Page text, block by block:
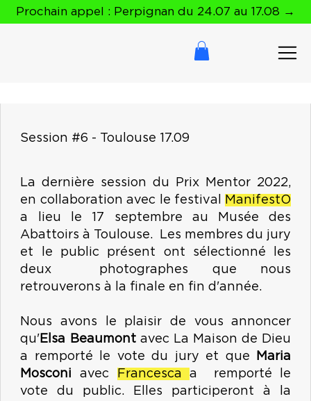
Prochain appel : Perpignan du 24.07 au 17.08 →
Session #6 - Toulouse 17.09
La dernière session du Prix Mentor 2022,
en collaboration avec le festival
ManifestO
a lieu le 17 septembre au Musée des
Abattoirs à Toulouse. Les membres du jury
et le public présent ont sélectionné les
deux photographes que nous
retrouverons à la finale en fin d'année.
Nous avons le plaisir de vous annoncer
qu' Elsa Beaumont avec La Maison de Dieu
a remporté le vote du jury et que
Maria
Mosconi avec Francescaa remporté le
vote du public. Elles participeront à la